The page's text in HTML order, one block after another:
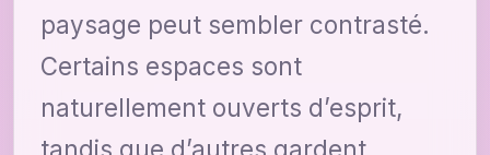
paysage peut sembler contrasté.
Certains espaces sont
naturellement ouverts d’esprit,